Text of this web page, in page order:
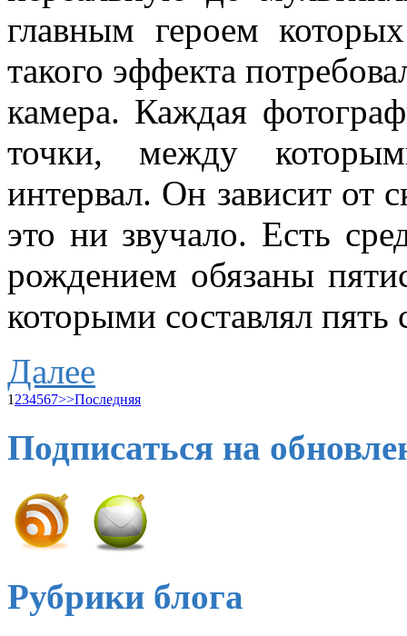
главным героем
такого эффекта
камера. Каждая
точки, между
интервал. Он зависит от
это ни звучало. Есть
рождением обязаны
которыми составлял пять
Далее
1 234567>>Последняя
Подписаться на
Рубрики блога